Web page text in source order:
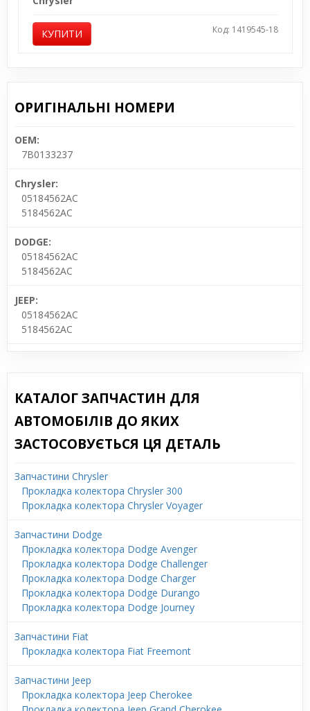
КУПИТИ Код: 1419545-18
ОРИГІНАЛЬНІ НОМЕРИ
OEM:
7B0133237
Chrysler:
05184562AC
5184562AC
DODGE:
05184562AC
5184562AC
JEEP:
05184562AC
5184562AC
КАТАЛОГ ЗАПЧАСТИН ДЛЯ
АВТОМОБІЛІВ ДО ЯКИХ
ЗАСТОСОВУЄТЬСЯ ЦЯ ДЕТАЛЬ
Запчастини Chrysler
Прокладка колектора Chrysler 300
Прокладка колектора Chrysler Voyager
Запчастини Dodge
Прокладка колектора Dodge Avenger
Прокладка колектора Dodge Challenger
Прокладка колектора Dodge Charger
Прокладка колектора Dodge Durango
Прокладка колектора Dodge Journey
Запчастини Fiat
Прокладка колектора Fiat Freemont
Запчастини Jeep
Прокладка колектора Jeep Cherokee